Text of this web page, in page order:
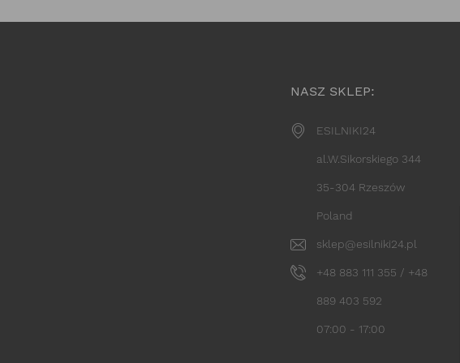
NASZ SKLEP:
ESILNIKI24
al.W.Sikorskiego 344
35-304 Rzeszów
Poland
sklep@esilniki24.pl
+48 883 111 355 / +48
889 403 592
07:00 - 17:00